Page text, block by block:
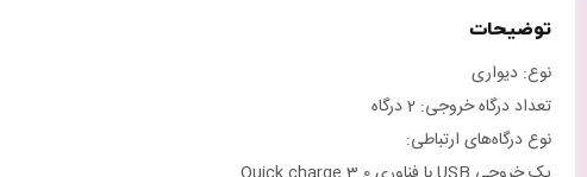
توضیحات
نوع: دیواری
تعداد درگاه خروجی: 2 درگاه
نوع درگاه‌های ارتباطی: